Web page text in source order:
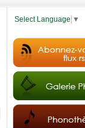
Select Language ▼